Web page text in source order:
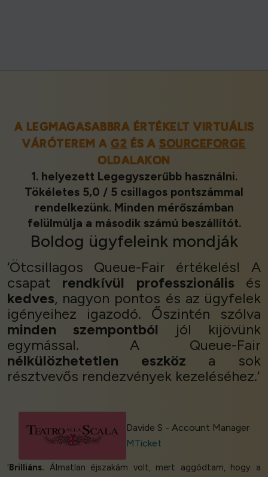
A LEGMAGASABBRA ÉRTÉKELT VIRTUÁLIS
VÁRÓTEREM A G2 ÉS A SOURCEFORGE
OLDALAKON
1. helyezett Legegyszerűbb használni.
Tökéletes 5,0 / 5 csillagos pontszámmal
rendelkezünk. Minden mérőszámban
felülmúlja a második számú beszállítót.
Boldog ügyfeleink mondják
‘Ötcsillagos Queue-Fair értékelés! A
csapat rendkívül professzionális és
kedves, nagyon pontos és az ügyfelek
igényeihez igazodó. Őszintén szólva
minden szempontból jól kijövünk
egymással. A Queue-Fair
nélkülözhetetlen eszköz a sok
résztvevős rendezvények kezeléséhez.’
Davide S - Account Manager
MTicket
‘ Brilliáns. Álmatlan éjszakám volt, mert aggódtam, hogy a